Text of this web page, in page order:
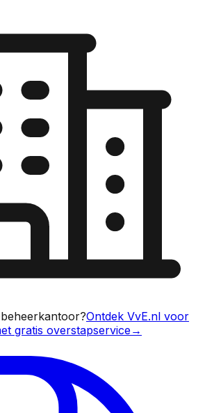
Ontdek VvE.nl voor
gratis overstapservice→